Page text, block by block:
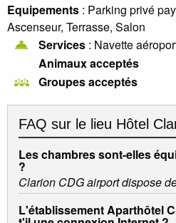
Equipements : Parking privé
Ascenseur, Terrasse, Salon
Services : Navette
Animaux acceptés
Groupes acceptés
FAQ sur le lieu Hôtel
Les chambres sont-elles
?
Clarion CDG airport dispose
L'établissement Aparthôtel